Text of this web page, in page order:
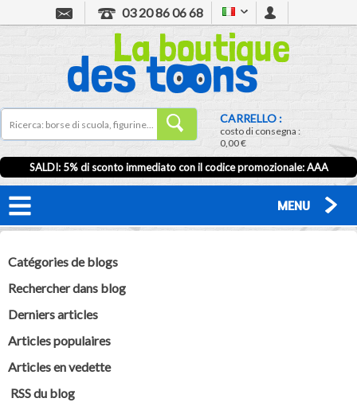
03 20 86 06 68
CARRELLO :
costo di consegna :
0,00 €
SALDI: 5% di sconto immediato con il codice promozionale: AAA
MENU
Catégories de blogs
Rechercher dans blog
Derniers articles
Articles populaires
Articles en vedette
RSS du blog